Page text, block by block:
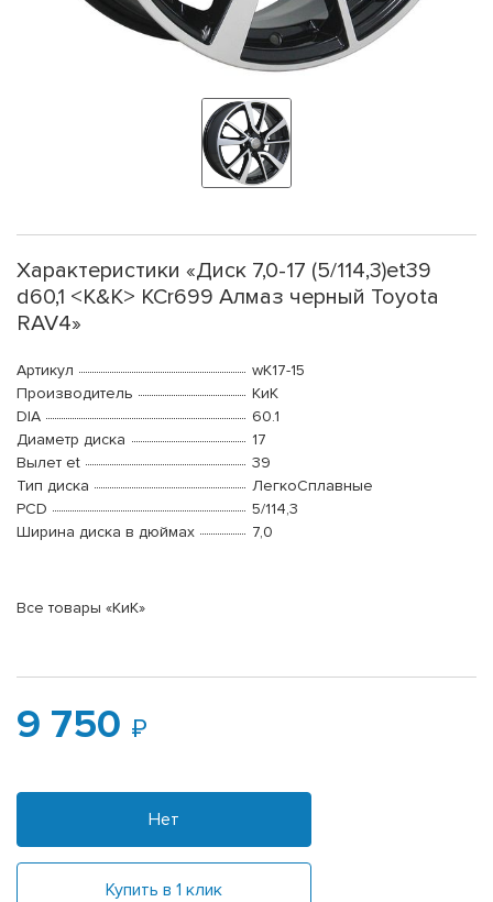
Характеристики «Диск 7,0-17 (5/114,3)et39
d60,1 <K&K> КСr699 Алмаз черный Toyota
RAV4»
Артикул
wK17-15
Производитель
КиК
DIA
60.1
Диаметр диска
17
Вылет et
39
Тип диска
ЛегкоСплавные
PCD
5/114,3
Ширина диска в дюймах
7,0
Все товары «КиК»
9 750
Нет
Купить в 1 клик